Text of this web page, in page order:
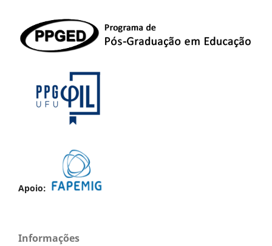
Apoio:
Informações